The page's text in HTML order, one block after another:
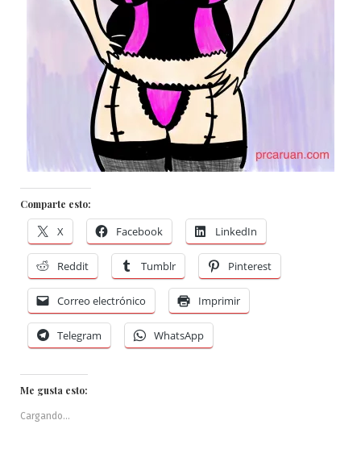
Comparte esto:
X Facebook LinkedIn
Reddit Tumblr Pinterest
Correo electrónico Imprimir
Telegram WhatsApp
Me gusta esto:
Cargando...